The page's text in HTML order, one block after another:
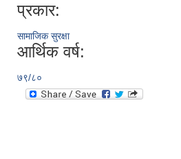
प्रकार:
सामाजिक सुरक्षा
आर्थिक वर्ष:
७९/८०